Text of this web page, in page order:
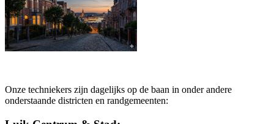
Onze techniekers zijn dagelijks op de baan in onder andere
onderstaande districten en randgemeenten: